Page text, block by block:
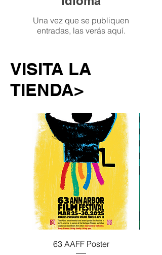
Una vez que se publiquen
entradas, las verás aquí.
VISITA LA
TIENDA>
63 AAFF Poster